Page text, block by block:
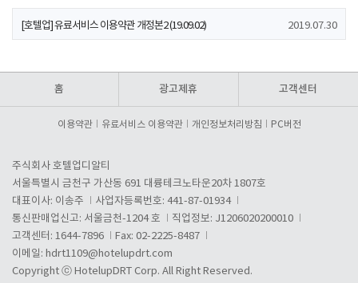
[호텔업] 유료서비스 이용약관 개정본2 (19.09.02) 2019.07.30
홈 광고제휴 고객센터
이용약관 유료서비스 이용약관 개인정보처리방침 PC버전
주식회사 호텔업디알티
서울특별시 금천구 가산동 691 대륭테크노타운20차 1807호
대표이사: 이송주
사업자등록번호: 441-87-01934
통신판매업신고: 서울금천-1204 호
직업정보: J1206020200010
고객센터: 1644-7896
Fax: 02-2225-8487
이메일: hdrt1109@hotelupdrt.com
Copyright ⓒ HotelupDRT Corp. All Right Reserved.